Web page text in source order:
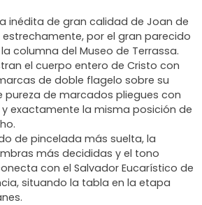
inédita de gran calidad de Joan de
por el gran parecido
columna del Museo de Terrassa.
el cuerpo entero de Cristo con
de doble flagelo sobre su
pureza de marcados pliegues con
exactamente la misma posición de
de pincelada más suelta, la
más decididas y el tono
con el Salvador Eucarístico de
situando la tabla en la etapa